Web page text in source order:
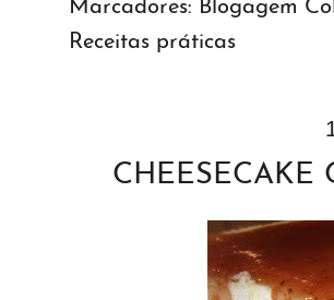
Marcadores: Blogagem
Receitas práticas